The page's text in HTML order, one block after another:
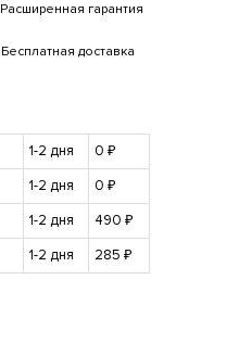
Расширенная гарантия
Бесплатная доставка
1-2 дня
0 ₽
1-2 дня
0 ₽
1-2 дня
490 ₽
1-2 дня 285 ₽